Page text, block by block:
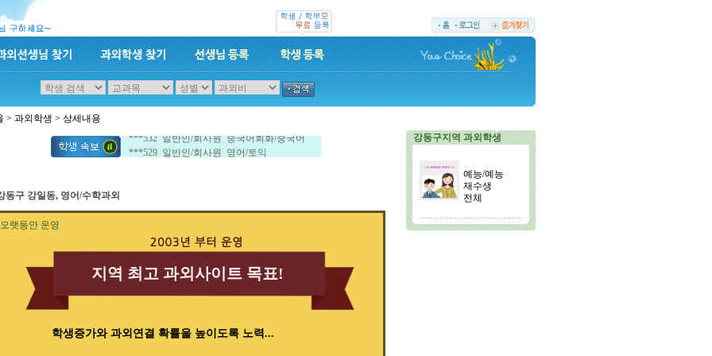
> 과외학생 > 상세내용
***532 일반인/회사원 중국어회화/중국어
***529 일반인/회사원 영어/토익
동구 강일동, 영어/수학과외
오랫동안 운영
지역 최고 과외사이트 목표!
학생증가와 과외연결 확률을 높이도록 노력...
강동구지역 과외학생
예능/예능
재수생
전체